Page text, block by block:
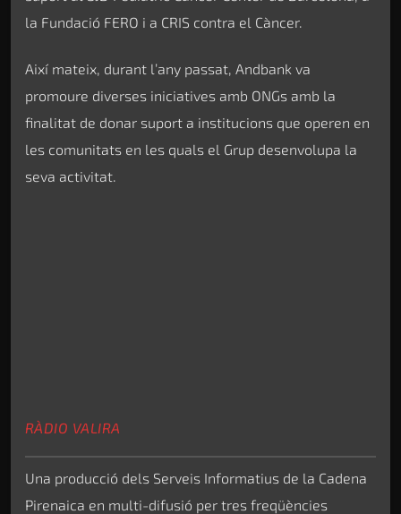
la Fundació FERO i a CRIS contra el Càncer.
Així mateix, durant l’any passat, Andbank va
promoure diverses iniciatives amb ONGs amb la
finalitat de donar suport a institucions que operen en
les comunitats en les quals el Grup desenvolupa la
seva activitat.
RÀDIO VALIRA
Una producció dels Serveis Informatius de la Cadena
Pirenaica en multi-difusió per tres freqüències